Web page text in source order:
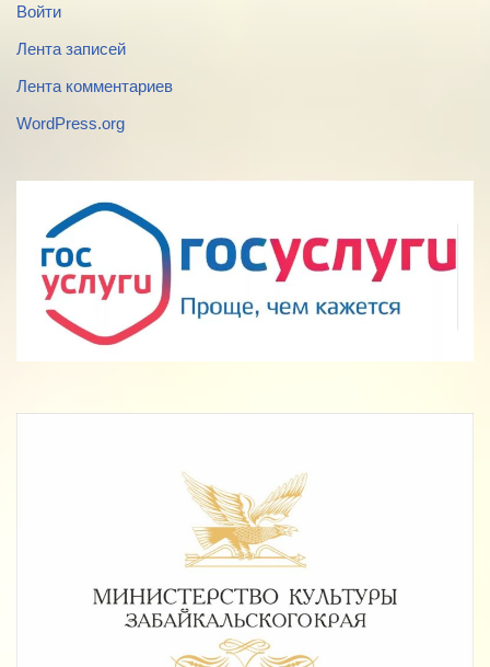
Войти
Лента записей
Лента комментариев
WordPress.org